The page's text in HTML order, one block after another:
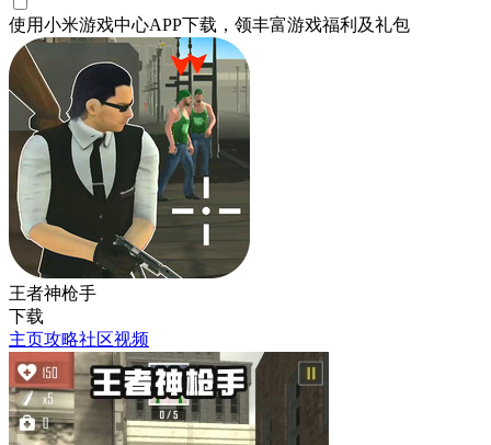
使用小米游戏中心APP下载 ，领丰富游戏福利 及礼包
王者神枪手
下载
主页攻略社区视频